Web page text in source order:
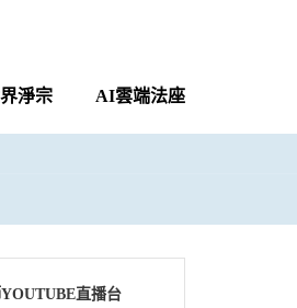
淨宗 AI雲端法座
直播台